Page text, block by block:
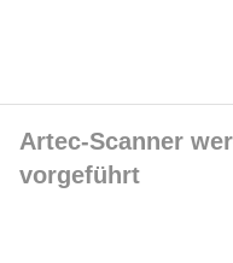
Artec-Scanner
vorgeführt